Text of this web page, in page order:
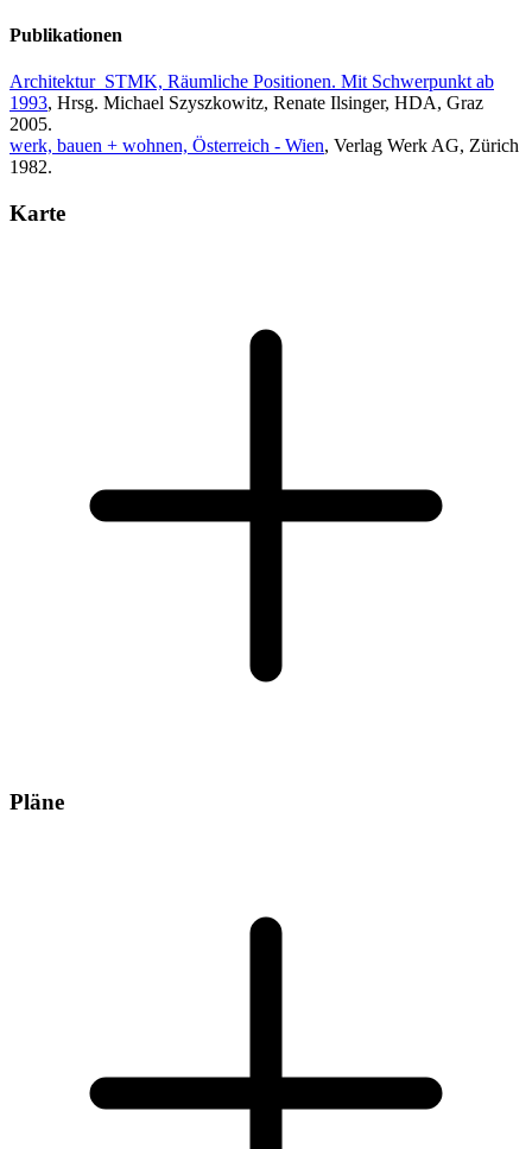
Publikationen
Architektur_STMK, Räumliche Positionen. Mit Schwerpunkt ab
1993, Hrsg. Michael Szyszkowitz, Renate Ilsinger, HDA, Graz
2005.
werk, bauen + wohnen, Österreich - Wien, Verlag Werk AG, Zürich
1982.
Karte
Pläne